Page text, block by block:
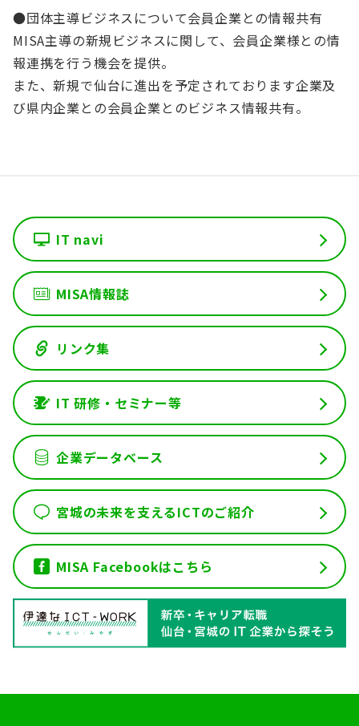
●団体主導ビジネスについて会員企業との情報共有
MISA主導の新規ビジネスに関して、会員企業様との情
報連携を行う機会を提供。
また、新規で仙台に進出を予定されております企業及
び県内企業との会員企業とのビジネス情報共有。
IT navi
MISA情報誌
リンク集
IT 研修・セミナー等
企業データベース
宮城の未来を支えるICTのご紹介
MISA Facebookはこちら